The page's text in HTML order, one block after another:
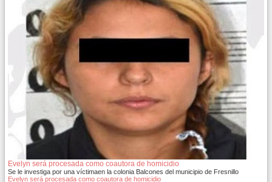
Evelyn será procesada como coautora de homicidio
Se le investiga por una víctimaen la colonia Balcones del municipio de Fresnillo
Evelyn será procesada como coautora de homicidio